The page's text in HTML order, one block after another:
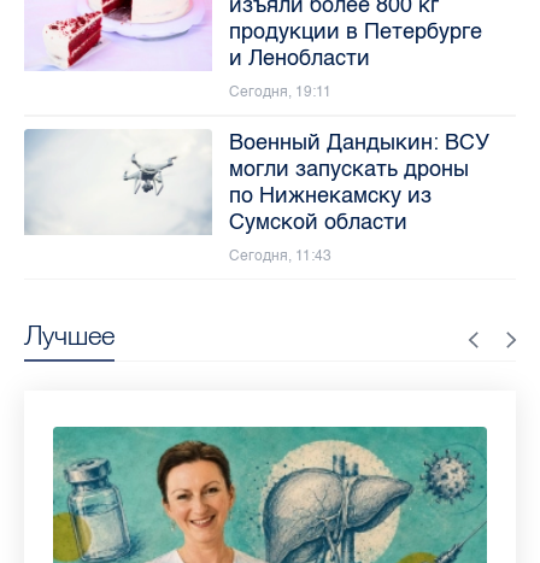
Лучшее
продукции в Петербурге
и Ленобласти
Сегодня, 19:11
Военный Дандыкин: ВСУ
могли запускать дроны
по Нижнекамску из
Сумской области
Сегодня, 11:43